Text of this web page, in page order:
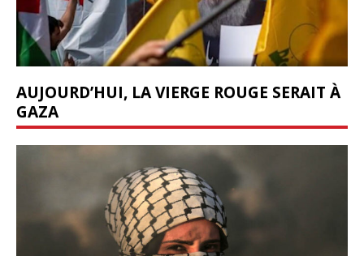
AUJOURD’HUI, LA VIERGE ROUGE SERAIT À
GAZA